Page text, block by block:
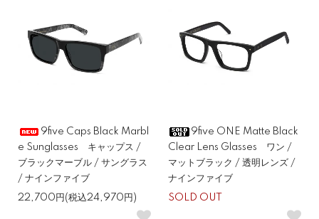
9five Caps Black Marbl
e Sunglasses キャップス /
ブラックマーブル / サングラス
/ ナインファイブ
22,700円(税込24,970円)
9five ONE Matte Black
Clear Lens Glasses ワン /
マットブラック / 透明レンズ /
ナインファイブ
SOLD OUT